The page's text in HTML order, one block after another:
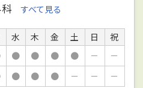
すべて見る
水 木 金 土 日
祝
● ● ● ● －
－
● ● ● － － －